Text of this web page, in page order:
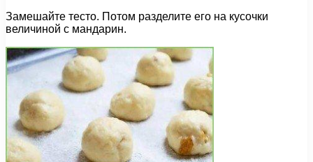
Замешайте тесто. Потом разделите его на кусочки
величиной с мандарин.